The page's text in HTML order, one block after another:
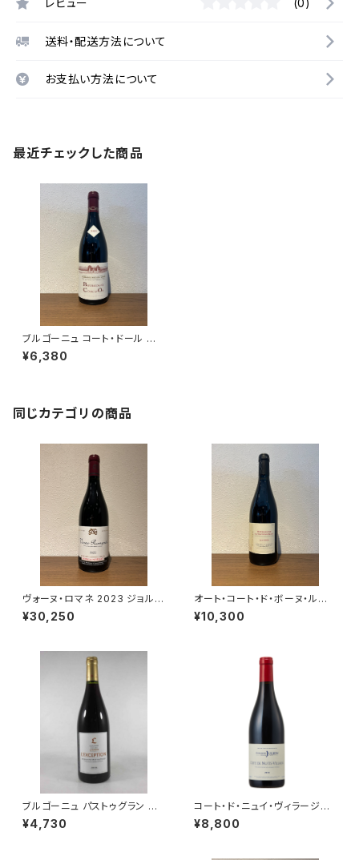
送料・配送方法について
お支払い方法について
最近チェックした商品
ブルゴーニュ コート・ドール ル
ージュ 2023 ミシェル・グロ 赤
ワイン 750ml
¥6,380
同じカテゴリの商品
ヴォーヌ・ロマネ 2023 ジョルジ
ュ・ノエラ 赤ワイン フランス ブ
ルゴーニュ 750ml
¥30,250
オート・コート・ド・ボーヌ・ルー
ジュ レ・コテ 2022 ドメーヌ・
ド・カシオペ 赤ワイン ブルゴー
¥10,300
ブルゴーニュ パストゥグラン レ
クセプション 2021 ミシェル・ラ
ファルジュ 赤ワイン ブルゴーニ
¥4,730
コート・ド・ニュイ・ヴィラージュ
2018 750ml ドメーヌ・ジュリア
ン・ジェラール＆フィス
¥8,800